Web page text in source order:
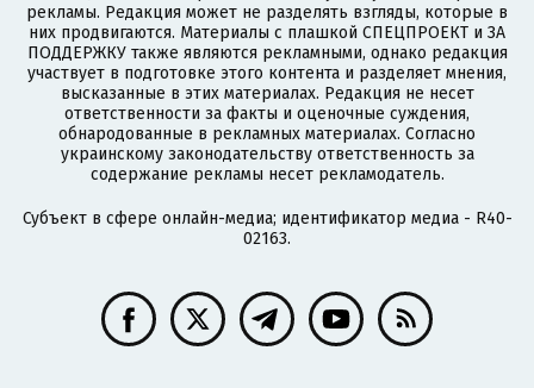
рекламы. Редакция может не разделять взгляды, которые в
них продвигаются. Материалы с плашкой СПЕЦПРОЕКТ и ЗА
ПОДДЕРЖКУ также являются рекламными, однако редакция
участвует в подготовке этого контента и разделяет мнения,
высказанные в этих материалах. Редакция не несет
ответственности за факты и оценочные суждения,
обнародованные в рекламных материалах. Согласно
украинскому законодательству ответственность за
содержание рекламы несет рекламодатель.
Субъект в сфере онлайн-медиа; идентификатор медиа - R40-
02163.